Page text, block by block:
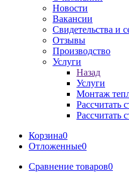
Новости
Вакансии
Свидетельства и
Отзывы
Производство
Услуги
Назад
Услуги
Монтаж
Рассчитать
Рассчитать
Корзина0
Отложенные0
Сравнение товаров0